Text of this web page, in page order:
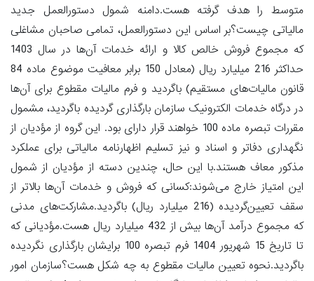
متوسط را هدف گرفته هست.دامنه شمول دستورالعمل جدید
مالیاتی چیست؟بر اساس این دستورالعمل، تمامی صاحبان مشاغلی
که مجموع فروش خالص کالا و ارائه خدمات آن‌ها در سال 1403
حداکثر 216 میلیارد ریال (معادل 150 برابر معافیت موضوع ماده 84
قانون مالیات‌های مستقیم) باگردید و فرم مالیات مقطوع برای آن‌ها
در درگاه خدمات الکترونیک سازمان بارگذاری گردیده باگردید، مشمول
مقررات تبصره ماده 100 خواهند قرار دارای بود. این گروه از مؤدیان از
نگهداری دفاتر و اسناد و نیز تسلیم اظهارنامه مالیاتی برای عملکرد
مذکور معاف هستند.با این حال، چندین دسته از مؤدیان از شمول
این امتیاز خارج می‌شوند:کسانی که فروش و خدمات آن‌ها بالاتر از
سقف تعیین‌گردیده (216 میلیارد ریال) باگردید.مشارکت‌های مدنی
که مجموع درآمد آن‌ها بیش از 432 میلیارد ریال هست.مؤدیانی که
تا تاریخ 15 شهریور 1404 فرم تبصره 100 برایشان بارگذاری نگردیده
باگردید.نحوه تعیین مالیات مقطوع به چه شکل هست؟سازمان امور